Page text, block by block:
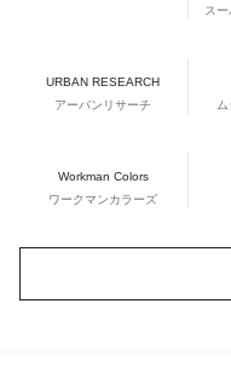
ス
URBAN RESEARCH
アーバンリサーチ
Workman Colors
ワークマンカラーズ